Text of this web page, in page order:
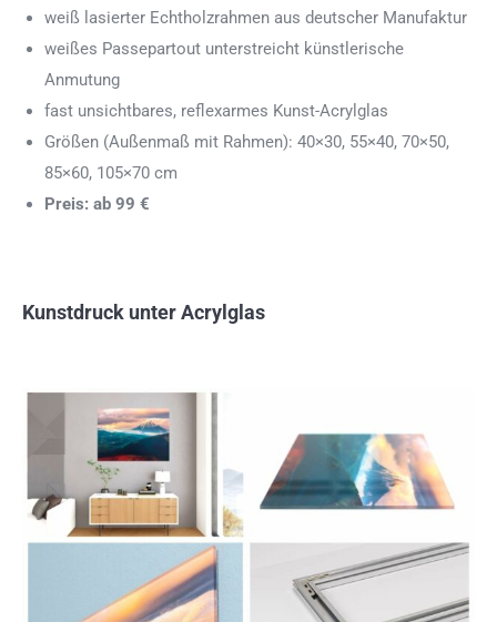
weiß lasierter Echtholzrahmen aus deutscher Manufaktur
weißes Passepartout unterstreicht künstlerische
Anmutung
fast unsichtbares, reflexarmes Kunst-Acrylglas
Größen (Außenmaß mit Rahmen): 40×30, 55×40, 70×50,
85×60, 105×70 cm
Preis: ab 99 €
Kunstdruck unter Acrylglas